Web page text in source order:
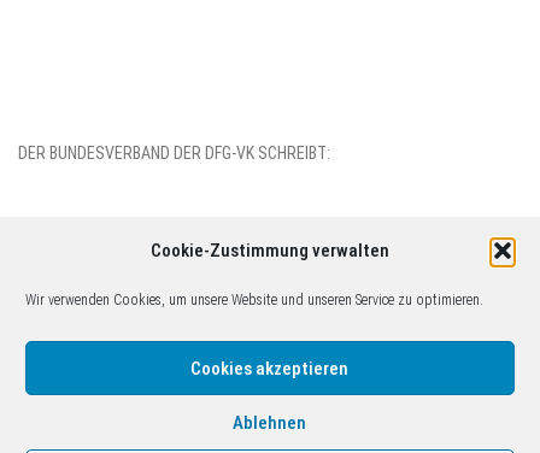
Cookie-Zustimmung verwalten
Wir verwenden Cookies, um unsere Website und unseren Service zu optimieren.
Cookies akzeptieren
Ablehnen
DER BUNDESVERBAND DER DFG-VK SCHREIBT:
Tophoven c/o Friedensbildungswerk Köln, Obenmarspforten 7-11,
50667 Köln, kontakt@friedenkoeln.de. Bitte Haftungsausschluss
beachten!